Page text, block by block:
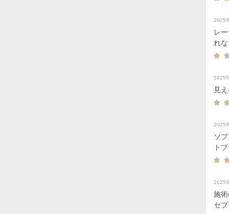
2025
レ
れ
2025
見
2025
ソ
ト
2025
施
セ